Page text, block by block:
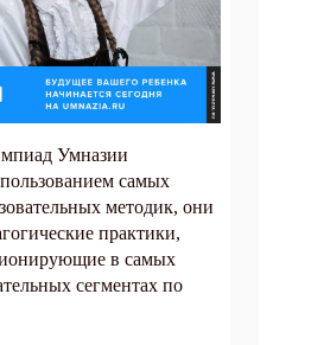
Умназии
самых
методик, они
практики,
в самых
сегментах по